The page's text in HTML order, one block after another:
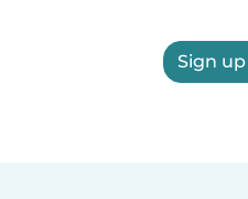
Sign